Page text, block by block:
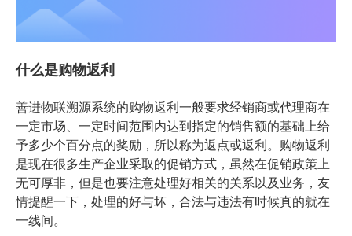
什么是购物返利
善进物联溯源系统的购物返利一般要求经销商或代理商在
一定市场、一定时间范围内达到指定的销售额的基础上给
予多少个百分点的奖励，所以称为返点或返利。购物返利
是现在很多生产企业采取的促销方式，虽然在促销政策上
无可厚非，但是也要注意处理好相关的关系以及业务，友
情提醒一下，处理的好与坏，合法与违法有时候真的就在
一线间。